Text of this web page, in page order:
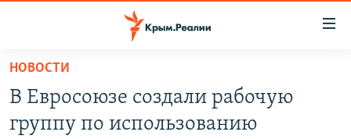
Вернуться
основному
содержанию
СПЕЦПРОЕКТЫ
НОВОСТИ
В Евросоюзе создали рабочую
группу по использованию